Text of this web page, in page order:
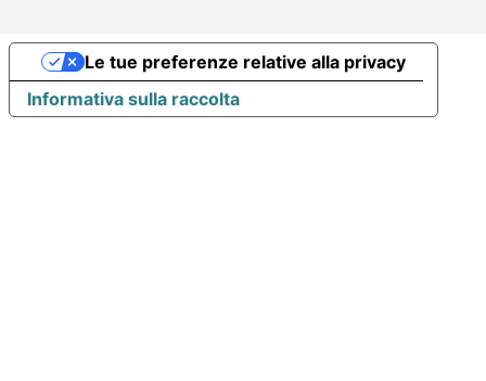
Informativa sulla raccolta
Le tue preferenze relative alla privacy